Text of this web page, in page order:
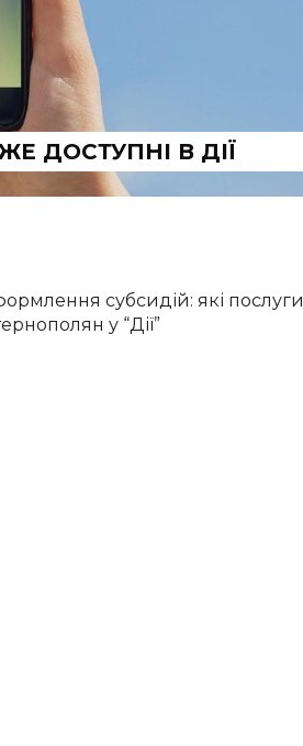
ДОСТУПНІ В ДІЇ
субсидій: які послуги
у “Дії”